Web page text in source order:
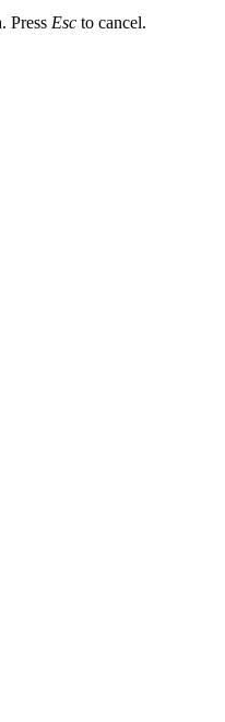
Press Esc to cancel.